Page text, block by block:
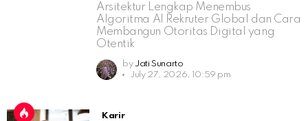
Arsitektur Lengkap Menembus
Algoritma AI Rekruter Global dan Cara
Membangun Otoritas Digital yang
Otentik
by Jati Sunarto
July 27, 2026, 10:59 pm
Karir